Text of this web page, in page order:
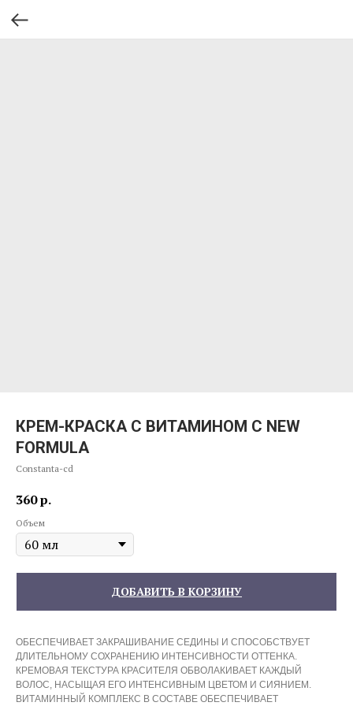
КРЕМ-КРАСКА С ВИТАМИНОМ С NEW
FORMULA
Constanta-cd
360р.
Объем
ДОБАВИТЬ В КОРЗИНУ
ОБЕСПЕЧИВАЕТ ЗАКРАШИВАНИЕ СЕДИНЫ И СПОСОБСТВУЕТ
ДЛИТЕЛЬНОМУ СОХРАНЕНИЮ ИНТЕНСИВНОСТИ ОТТЕНКА.
КРЕМОВАЯ ТЕКСТУРА КРАСИТЕЛЯ ОБВОЛАКИВАЕТ КАЖДЫЙ
ВОЛОС, НАСЫЩАЯ ЕГО ИНТЕНСИВНЫМ ЦВЕТОМ И СИЯНИЕМ.
ВИТАМИННЫЙ КОМПЛЕКС В СОСТАВЕ ОБЕСПЕЧИВАЕТ